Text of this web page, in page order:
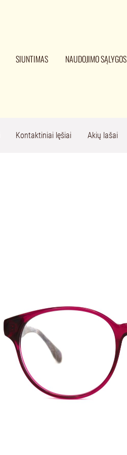
SIUNTIMAS NAUDOJIMO SĄLYGOS
Kontaktiniai lęšiai Akių lašai